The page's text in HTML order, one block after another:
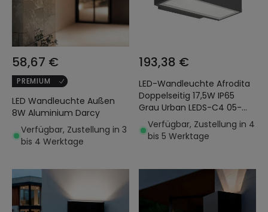
58,67 €
PREMIUM
LED Wandleuchte Außen
8W Aluminium Darcy
Verfügbar, Zustellung in 3
bis 4 Werktage
193,38 €
LED-Wandleuchte Afrodita
Doppelseitig 17,5W IP65
Grau Urban LEDS-C4 05-
9911-Z5-CL
Verfügbar, Zustellung in 4
bis 5 Werktage